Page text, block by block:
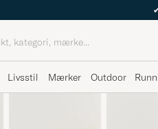
Livsstil Mærker Outdoor